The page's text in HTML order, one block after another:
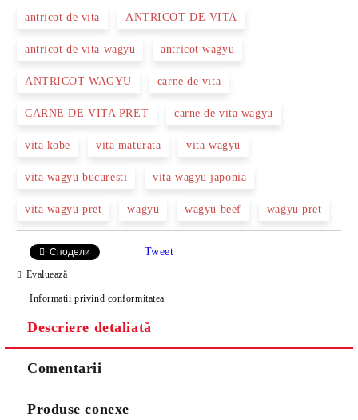
antricot de vita ANTRICOT DE VITA
antricot de vita wagyu antricot wagyu
ANTRICOT WAGYU carne de vita
CARNE DE VITA PRET carne de vita wagyu
vita kobe vita maturata vita wagyu
vita wagyu bucuresti vita wagyu japonia
vita wagyu pret wagyu wagyu beef wagyu pret
Сподели Tweet
Evaluează
Informatii privind conformitatea
Descriere detaliată
Comentarii
Produse conexe